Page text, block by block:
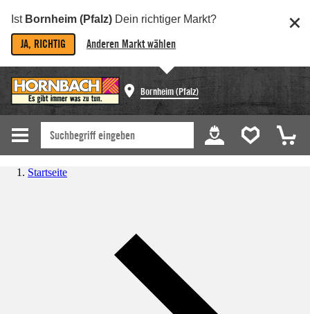
Ist Bornheim (Pfalz) Dein richtiger Markt?
JA, RICHTIG Anderen Markt wählen
Bornheim (Pfalz)
Startseite